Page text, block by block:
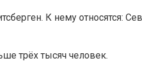
К нему относятся:
трёх тысяч человек.